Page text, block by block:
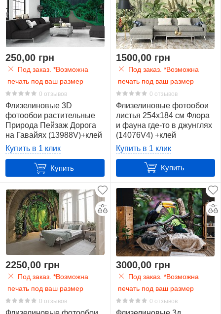
250,00 грн
Под заказ. *Возможна
печать под ваш размер
0 отзывов
Флизелиновые 3D
фотообои растительные
Природа Пейзаж Дорога
на Гавайях (13988V)+клей
Купить в 1 клик
Купить
1500,00 грн
Под заказ. *Возможна
печать под ваш размер
0 отзывов
Флизелиновые фотообои
листья 254x184 см Флора
и фауна где-то в джунглях
(14076V4) +клей
Купить в 1 клик
Купить
2250,00 грн
Под заказ. *Возможна
печать под ваш размер
0 отзывов
3000,00 грн
Под заказ. *Возможна
печать под ваш размер
0 отзывов